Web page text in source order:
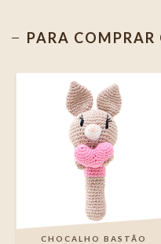
PARA COMPRAR
CHOCALHO BASTÃO